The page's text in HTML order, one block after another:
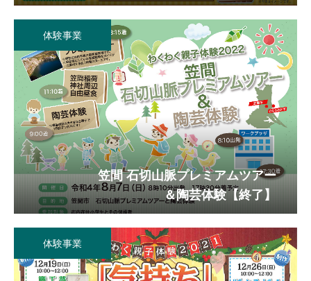
体験事業
笠間 石切山脈プレミアムツアー
＆陶芸体験【終了】
体験事業